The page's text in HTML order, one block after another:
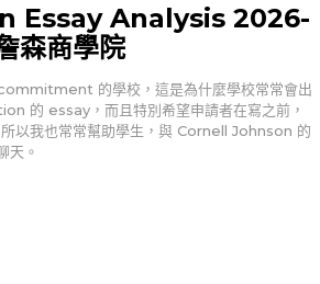
Essay Analysis 2026-
森商學院
的學校，這是為什麼學校常常會出
的 essay，而且特別希望申請者在寫之前，
以我也常常幫助學生，與 Cornell Johnson 的
天。